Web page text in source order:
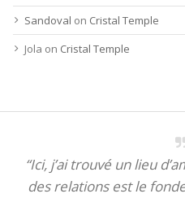
Sandoval on Cristal Temple
Jola on Cristal Temple
“Ici, j’ai trouvé un lieu
des relations est le